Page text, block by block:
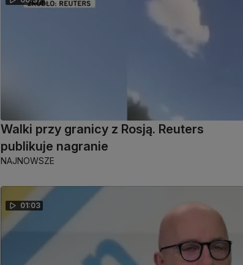
Walki przy granicy z Rosją. Reuters
publikuje nagranie
NAJNOWSZE
01:03